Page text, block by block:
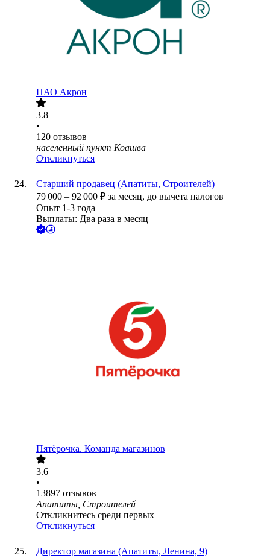
ПАО Акрон
3.8
•
120 отзывов
населенный пункт Коашва
Откликнуться
Старший продавец (Апатиты, Строителей)
79 000 – 92 000 ₽ за месяц, до вычета налогов
Опыт 1-3 года
Выплаты: Два раза в месяц
Пятёрочка. Команда магазинов
3.6
•
13897 отзывов
Апатиты, Строителей
Откликнитесь среди первых
Откликнуться
Директор магазина (Апатиты, Ленина, 9)